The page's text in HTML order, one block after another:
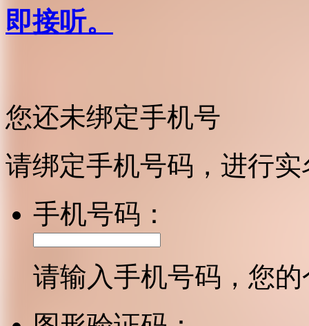
即接听。
您还未绑定手机号
请绑定手机号码，进行
手机号码：
请输入手机号码，您